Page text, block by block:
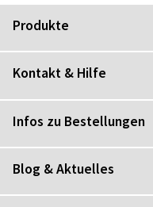
Produkte
Kontakt & Hilfe
Infos zu Bestellungen
Blog & Aktuelles